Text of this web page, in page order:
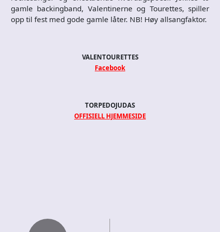
gamle backingband, Valentinerne og Tourettes, spiller
opp til fest med gode gamle låter. NB! Høy allsangfaktor.
VALENTOURETTES
Facebook
TORPEDOJUDAS
OFFISIELL HJEMMESIDE